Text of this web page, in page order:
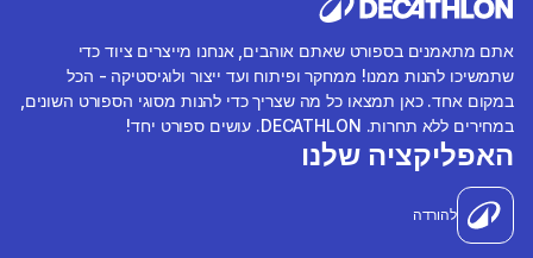
אתם מתאמנים בספורט שאתם אוהבים, אנחנו מייצרים ציוד כדי
שתמשיכו להנות ממנו! ממחקר ופיתוח ועד ייצור ולוגיסטיקה - הכל
במקום אחד. כאן תמצאו כל מה שצריך כדי להנות מסוגי הספורט השונים,
במחירים ללא תחרות. DECATHLON. עושים ספורט יחד!
האפליקציה שלנו
להורדה